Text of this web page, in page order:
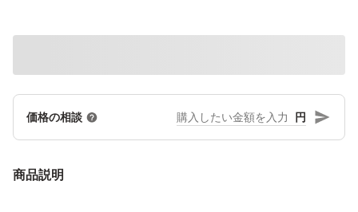
価格の相談 円
商品説明